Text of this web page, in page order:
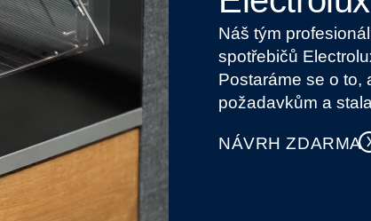
Náš tým
spotřebičů
Postaráme se o to,
požadavkům a
NÁVRH ZDARMA